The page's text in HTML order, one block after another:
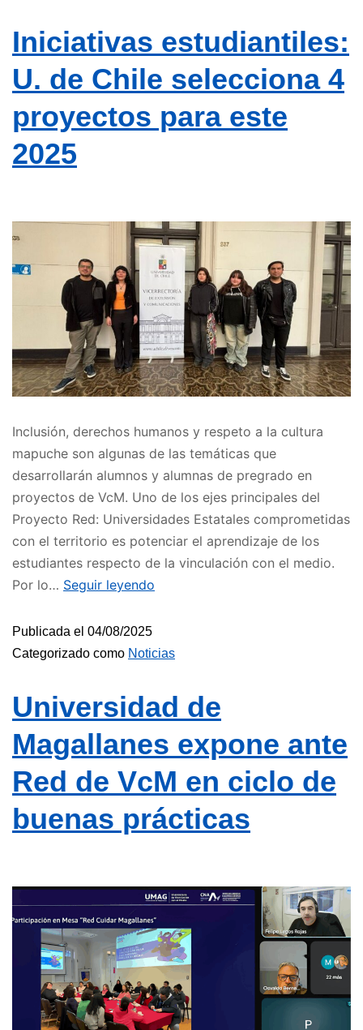
Iniciativas estudiantiles:
U. de Chile selecciona 4
proyectos para este
2025
Inclusión, derechos humanos y respeto a la cultura
mapuche son algunas de las temáticas que
desarrollarán alumnos y alumnas de pregrado en
proyectos de VcM. Uno de los ejes principales del
Proyecto Red: Universidades Estatales comprometidas
con el territorio es potenciar el aprendizaje de los
estudiantes respecto de la vinculación con el medio.
Por lo… Seguir leyendo
Publicada el 04/08/2025
Categorizado como Noticias
Universidad de
Magallanes expone ante
Red de VcM en ciclo de
buenas prácticas